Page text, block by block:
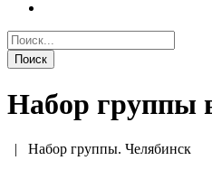
Набор группы
| Набор группы. Челябинск